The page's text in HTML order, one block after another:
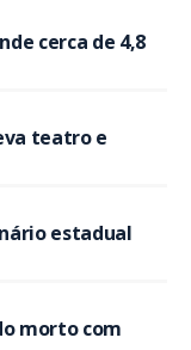
cerca de 4,8
teatro e
estadual
morto com